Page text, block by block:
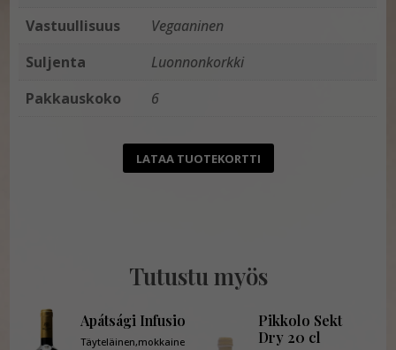
Vastuullisuus
Vegaaninen
Suljenta
Luonnonkorkki
Pakkauskoko
6
LATAA TUOTEKORTTI
Tutustu myös
Apátsági Infusio
Täyteläinen,mokkaine
Pikkolo Sekt
Dry 20 cl